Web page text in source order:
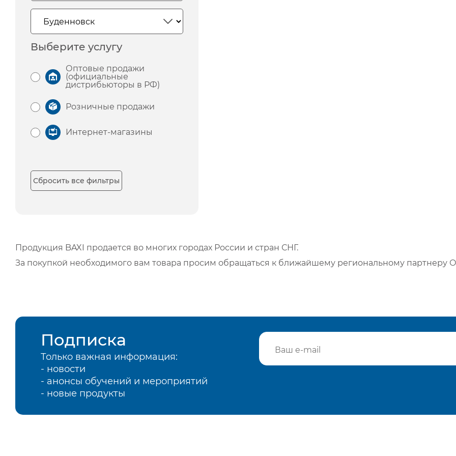
Выберите услугу
Оптовые продажи
(официальные
дистрибьюторы в РФ)
Розничные продажи
Интернет-магазины
Сбросить все фильтры
Продукция BAXI продается во многих городах России и стран СНГ.
За покупкой необходимого вам товара просим обращаться к ближайшему региональному
Подписка
Только важная информация:
- новости
- анонсы обучений и мероприятий
- новые продукты